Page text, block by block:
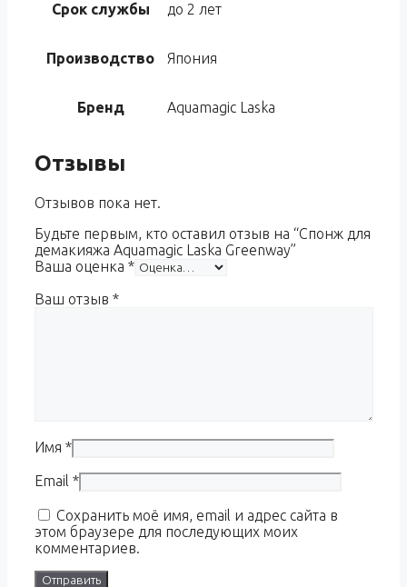
Срок службы до 2 лет
Производство Япония
Бренд Aquamagic Laska
Отзывы
Отзывов пока нет.
Будьте первым, кто оставил отзыв на “Спонж для
демакияжа Aquamagic Laska Greenway”
Ваша оценка *
Ваш отзыв *
Имя *
Email *
Сохранить моё имя, email и адрес сайта в
этом браузере для последующих моих
комментариев.